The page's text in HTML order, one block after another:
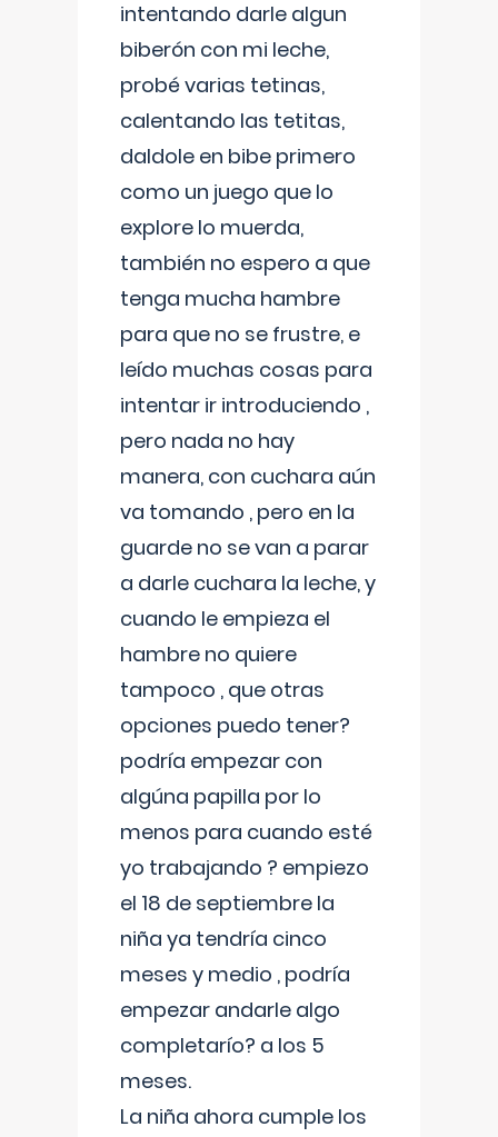
intentando darle algun
biberón con mi leche,
probé varias tetinas,
calentando las tetitas,
daldole en bibe primero
como un juego que lo
explore lo muerda,
también no espero a que
tenga mucha hambre
para que no se frustre, e
leído muchas cosas para
intentar ir introduciendo ,
pero nada no hay
manera, con cuchara aún
va tomando , pero en la
guarde no se van a parar
a darle cuchara la leche, y
cuando le empieza el
hambre no quiere
tampoco , que otras
opciones puedo tener?
podría empezar con
algúna papilla por lo
menos para cuando esté
yo trabajando ? empiezo
el 18 de septiembre la
niña ya tendría cinco
meses y medio , podría
empezar andarle algo
completarío? a los 5
meses.
La niña ahora cumple los